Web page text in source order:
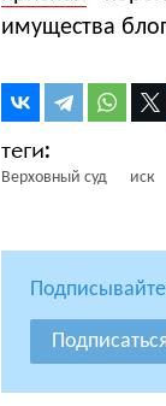
имущества
Верховный суд иск